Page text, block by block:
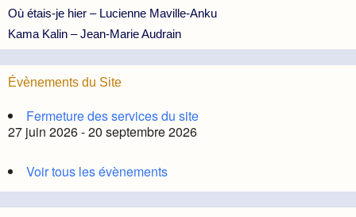
Où étais-je hier – Lucienne Maville-Anku
Kama Kalin – Jean-Marie Audrain
Évènements du Site
Fermeture des services du site
27 juin 2026 - 20 septembre 2026
Voir tous les évènements